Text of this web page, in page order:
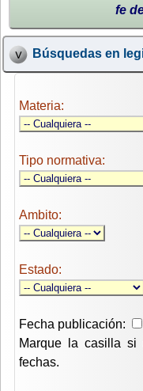
fe
Búsquedas en
Materia:
Tipo normativa:
Ambito:
Estado:
Fecha publicación:
Marque la casilla si
fechas.